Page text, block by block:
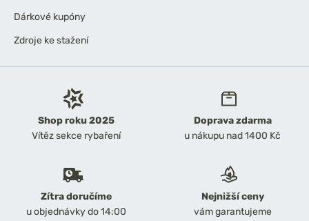
Shop roku 2025
Vítěz sekce rybaření
Doprava zdarma
u nákupu nad 1400 Kč
Zítra doručíme
u objednávky do 14:00
Nejnižší ceny
vám garantujeme
Dárkové kupóny
Zdroje ke stažení